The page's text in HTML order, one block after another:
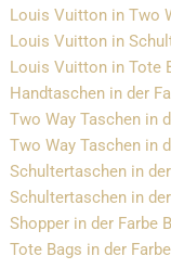
Louis Vuitton in Two
Louis Vuitton in
Louis Vuitton in Tote
Handtaschen in der
Two Way Taschen in
Two Way Taschen in
Schultertaschen in
Schultertaschen in
Shopper in der Farbe
Tote Bags in der